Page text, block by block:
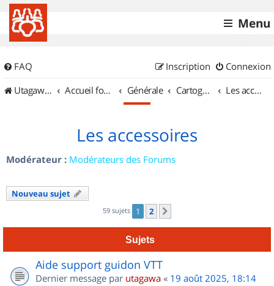
Menu
FAQ Connexion
Inscription
UtagawaVTT (Randos VTT et VTTAE avec traces GPS)
Accueil forum Générale Cartographie et GPS Les accessoires
Les accessoires
Modérateur : Modérateurs des Forums
Nouveau sujet
59 sujets 1 2
Sujets
Aide support guidon VTT
Dernier message par utagawa « 19 août 2025, 18:14